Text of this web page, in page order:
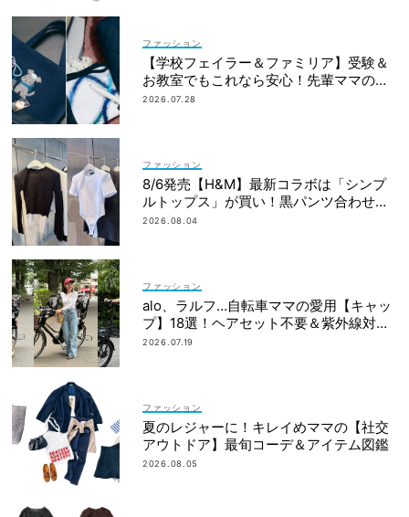
ファッション
【学校フェイラー＆ファミリア】受験＆
お教室でもこれなら安心！先輩ママの地
味見えしないネイビー小物
2026.07.28
ファッション
8/6発売【H&M】最新コラボは「シンプ
ルトップス」が買い！黒パンツ合わせも
即サマ見え
2026.08.04
ファッション
alo、ラルフ…自転車ママの愛用【キャッ
プ】18選！ヘアセット不要＆紫外線対策
にも
2026.07.19
ファッション
夏のレジャーに！キレイめママの【社交
アウトドア】最旬コーデ＆アイテム図鑑
2026.08.05